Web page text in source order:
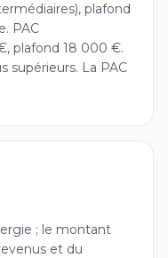
plafond
PAC
plafond 18 000 €.
supérieurs. La PAC
; le montant
et du